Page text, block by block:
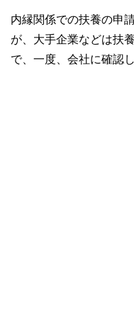
内縁関係での扶養の申
が、大手企業などは扶
で、一度、会社に確認